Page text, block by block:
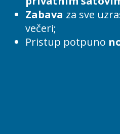
Zabava za sve
večeri;
Pristup potpuno